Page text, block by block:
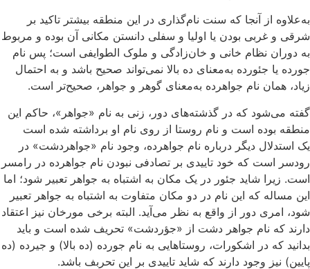
به‌علاوه از آنجا که سنت نام‌گذاری در این منطقه بیشتر تاکید بر
شرقی و غربی بودن یا اولیا و سفلی دانستن مکانی آن بوده و مربوط
به دوران نظام خانی و خان‌زادگی و ملوک الطوایفی است؛ پس نام
جورده یا جئورده به‌معنای ده بالا نمی‌تواند صحیح باشد و به احتمال
زیاد، همان نام جواهرده به‌معنای گوهر و جواهر، صحیح‌تر است.
گفته می‌شود که در گذشته‌های دور، زنی به نام «جواهر»، حاکم این
منطقه بوده است و نام روستا از روی نام او برداشته شده است
یک استدلال دیگر درباره نام جواهرده، وجود نام «جواهردشت» در
رودسر است که خود تاییدی بر تصادفی نبودن نام جواهرده در رامسر
است. زیرا شاید جئور در یک مکان به اشتباه به جواهر تعبیر شود؛ اما
این مساله که این نام در دو مکان متفاوت به اشتباه به جواهر تعبیر
شود، امری دور از واقع به نظر می‌آید. البته برخی مورخان نیز اعتقاد
دارند که نام جواهر دشت از «جؤردشت» تحریف شده است و باید
بدانید که در اشکورات، روستاهایی به نام جورده (ده بالا) و جیرده (ده
پایین) نیز وجود دارند که شاید تاییدی بر این تحربف باشد.